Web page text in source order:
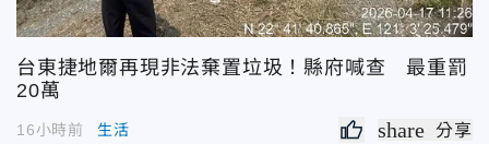
台東捷地爾再現非法棄置垃圾！縣府喊查 最重罰
20萬
16小時前 生活 share 分享